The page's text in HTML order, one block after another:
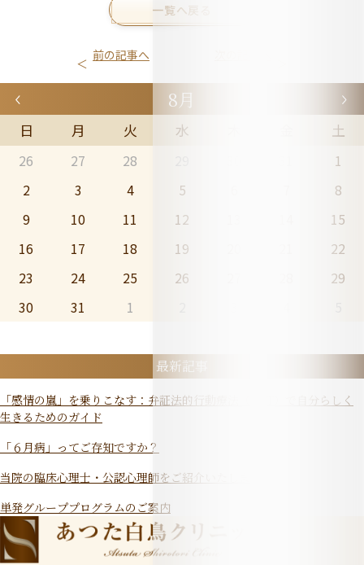
前の記事へ
一覧へ戻る
8月
日 月 火 水 土
26 27 28
1
2
3 4 5
8
9
10 11 12
15
16
17 18 19
22
23
24 25 26
29
30
31 1
最新記事
「感情の嵐」を乗りこなす：弁証法的行動療法（DBT）で自分らしく
生きるためのガイド
「６月病」ってご存知ですか？
当院の臨床心理士・公認心理師をご紹介いたします
単発グループプログラムのご案内